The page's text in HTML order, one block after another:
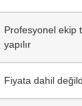
Profesyonel ekip
yapılır
Fiyata dahil